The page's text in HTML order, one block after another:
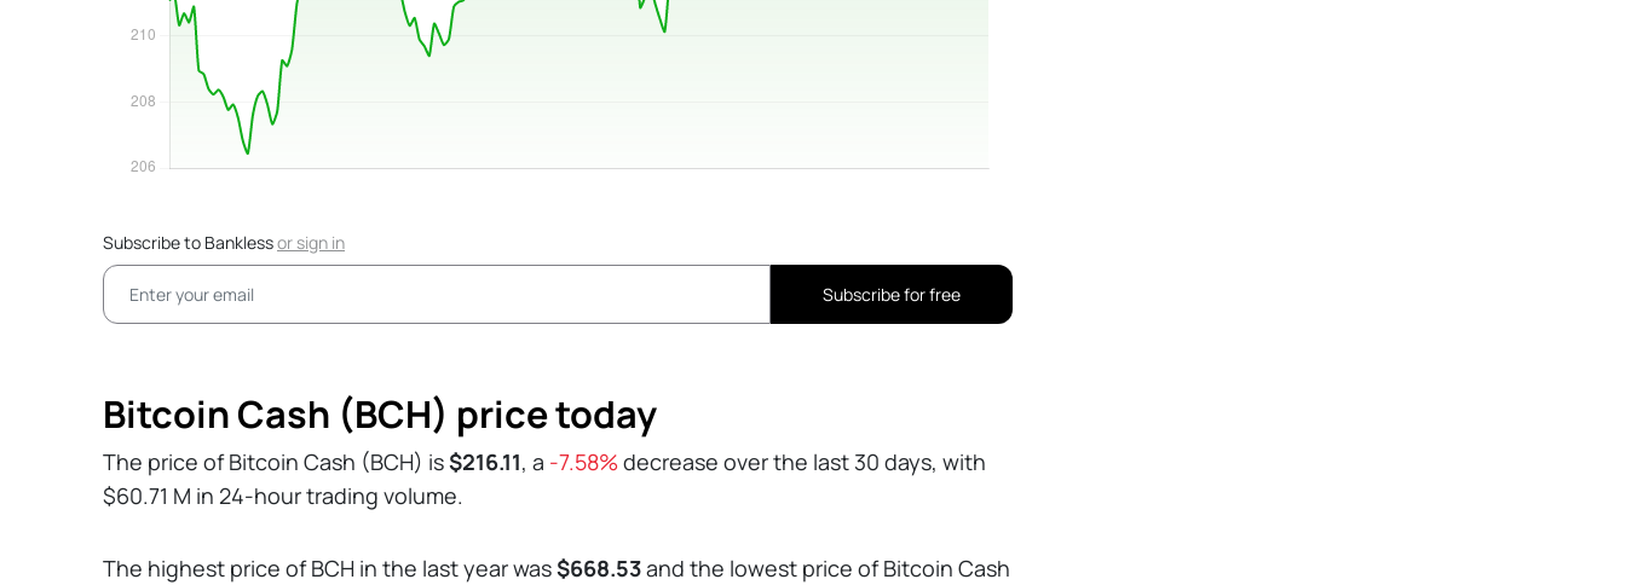
Subscribe to Banklessorsign in
Subscribe for free
Bitcoin Cash (BCH) price today
The price of Bitcoin Cash (BCH) is$216.11, a -7.58% decrease over the last 30 days, with
$60.71 M in 24-hour trading volume.
The highest price of BCH in the last year was$668.53and the lowest price of Bitcoin Cash